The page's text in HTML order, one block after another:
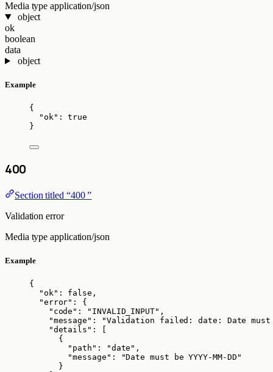
Media type application/json
object
ok
boolean
data
object
Example
{
"ok" : true
}
400
Section titled “400 ”
Validation error
Media type application/json
Example
{
"ok" : false ,
"error" : {
"code" : " INVALID_INPUT" ,
"message" : "Validation failed: date: Date must be
"details" : [
{
"path" : "date " ,
"message" : "Date must be YYYY-MM-DD "
}